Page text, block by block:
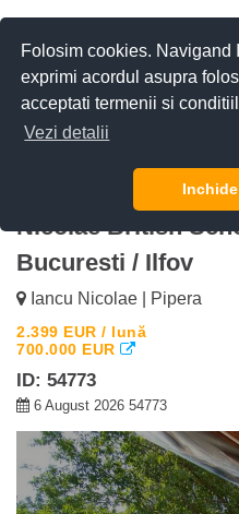
Folosim cookies. Navigand
exprimi acordul asupra
acceptati termenii si
Vezi detalii
Inchide
De inchiriat Casa
mobilata, cu
Nicolae British
Bucuresti / Ilfov
Iancu Nicolae | Pipera
2.399 EUR / lună
700.000 EUR
ID: 54773
6 August 2026 54773
CERE DETALII SUNĂ-NE